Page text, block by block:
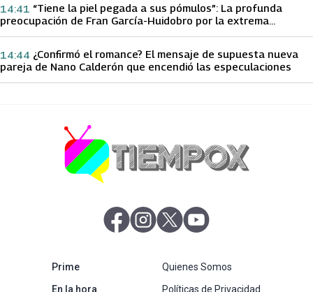
“Tiene la piel pegada a sus pómulos”: La profunda
preocupación de Fran García-Huidobro por la extrema
14:41
¿Confirmó el romance? El mensaje de supuesta nueva
pareja de Nano Calderón que encendió las especulaciones
14:44
abre en nueva pestaña
abre en nueva pestaña
abre en nueva pestaña
Primeabre en nueva pestaña
En la horaabre en nueva pestaña
Quienes Somos
Políticas de Privacidad